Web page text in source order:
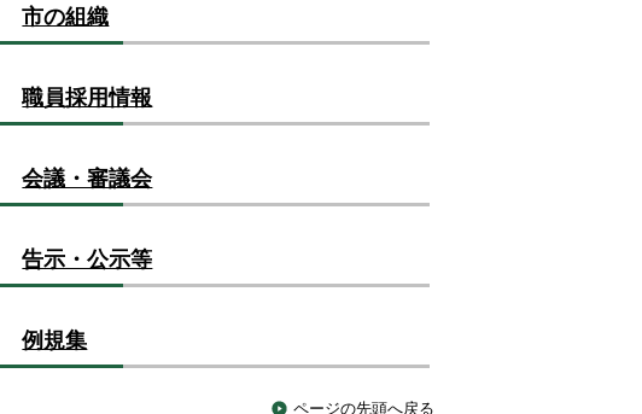
市の組織
職員採用情報
会議・審議会
告示・公示等
例規集
ページの先頭へ戻る